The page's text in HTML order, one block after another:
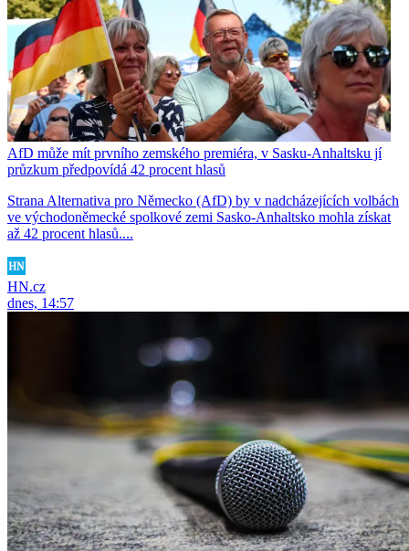
AfD může mít prvního zemského premiéra, v Sasku-Anhaltsku jí
průzkum předpovídá 42 procent hlasů
Strana Alternativa pro Německo (AfD) by v nadcházejících volbách
ve východoněmecké spolkové zemi Sasko-Anhaltsko mohla získat
až 42 procent hlasů....
HN.cz
dnes, 14:57